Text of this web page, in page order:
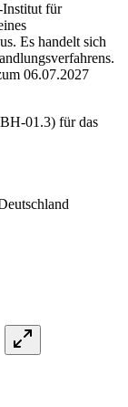
für
Es handelt sich
06.07.2027
01.3) für das